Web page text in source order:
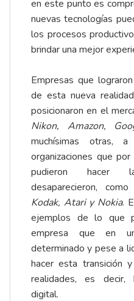
en este punto es
nuevas tecnologías
los procesos
brindar una mejor
Empresas que
de esta nueva
posicionaron en el
Nikon, Amazon,
muchísimas otras,
organizaciones que
pudieron hacer
desaparecieron,
Kodak, Atari y Nokia.
ejemplos de lo que
empresa que en
determinado y pese a
hacer esta transición
realidades, es decir,
digital.